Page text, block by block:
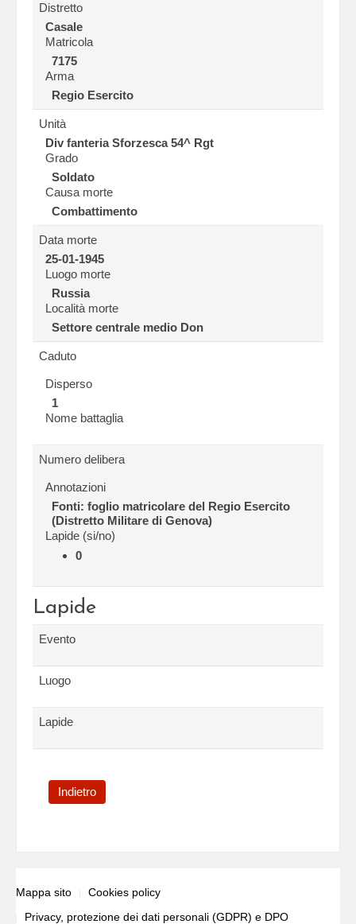
Distretto
Casale
Matricola
7175
Arma
Regio Esercito
Unità
Div fanteria Sforzesca 54^ Rgt
Grado
Soldato
Causa morte
Combattimento
Data morte
25-01-1945
Luogo morte
Russia
Località morte
Settore centrale medio Don
Caduto
Disperso
1
Nome battaglia
Numero delibera
Annotazioni
Fonti: foglio matricolare del Regio Esercito
(Distretto Militare di Genova)
Lapide (si/no)
0
Lapide
Evento
Luogo
Lapide
Indietro
Mappa sito
Cookies policy
Privacy, protezione dei dati personali (GDPR) e DPO